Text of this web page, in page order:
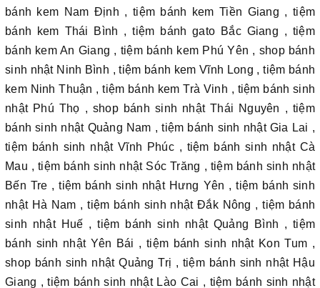
bánh kem Nam Định , tiệm bánh kem Tiền Giang , tiệm
bánh kem Thái Bình , tiệm bánh gato Bắc Giang , tiệm
bánh kem An Giang , tiệm bánh kem Phú Yên , shop bánh
sinh nhật Ninh Bình , tiệm bánh kem Vĩnh Long , tiệm bánh
kem Ninh Thuận , tiệm bánh kem Trà Vinh , tiệm bánh sinh
nhật Phú Thọ , shop bánh sinh nhật Thái Nguyên , tiệm
bánh sinh nhật Quảng Nam , tiệm bánh sinh nhật Gia Lai ,
tiệm bánh sinh nhật Vĩnh Phúc , tiệm bánh sinh nhật Cà
Mau , tiệm bánh sinh nhật Sóc Trăng , tiệm bánh sinh nhật
Bến Tre , tiệm bánh sinh nhật Hưng Yên , tiệm bánh sinh
nhật Hà Nam , tiệm bánh sinh nhật Đắk Nông , tiệm bánh
sinh nhật Huế , tiệm bánh sinh nhật Quảng Bình , tiệm
bánh sinh nhật Yên Bái , tiệm bánh sinh nhật Kon Tum ,
shop bánh sinh nhật Quảng Trị , tiệm bánh sinh nhật Hậu
Giang , tiệm bánh sinh nhật Lào Cai , tiệm bánh sinh nhật